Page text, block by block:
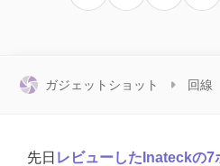
ガジェットショット 回線
先日 レビューしたInateckの7